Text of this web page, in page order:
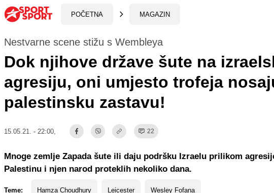
POČETNA MAGAZIN
Nestvarne scene stižu s Wembleya
Dok njihove države šute na
agresiju, oni umjesto trofeja
palestinsku zastavu!
15.05.21. - 22:00, 22
Teme: Hamza Choudhury Leicester Wesley Fofana
Mnoge zemlje Zapada šute ili daju podršku Izraelu prilikom
Palestinu i njen narod proteklih nekoliko dana.